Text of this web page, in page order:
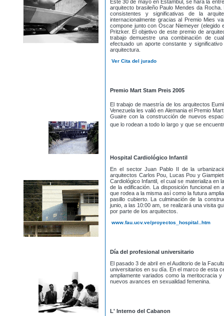
Este 30 de mayo en Estambul, se hará la
arquitecto brasileño Paulo Mendes da
consistentes y significativas de la
internacionalmente gracias al Premio Mies
compone junto con Oscar Niemeyer (elegido
Pritzker. El objetivo de este premio de
trabajo demuestre una combinación de
efectuado un aporte constante y
arquitectura.
Ver Cita del jurado
Premio Mart Stam Preis 2005
El trabajo de maestría de los arquitectos
Venezuela les valió en Alemania el Premio
Guaire con la construcción de nuevos
que lo rodean a todo lo largo y que se
Hospital Cardiológico Infantil
En el sector Juan Pablo II de la
arquitectos Carlos Pou, Lucas Pou y
Cardiológico Infantil, el cual se materializa en
de la edificación. La disposición funcional
que rodea a la misma así como la futura
pasillo cubierto. La culminación de la
junio, a las 10:00 am, se realizará una visita
por parte de los arquitectos.
www.fau.ucv.ve/proyectos_hospital..htm
Día del profesional universitario
El pasado 3 de abril en el Auditorio de la
universitarios en su día. En el marco de esta
ampliamente variados como la meritocracia
nuevos avances en sexualidad femenina.
L' Interno del Cabanon